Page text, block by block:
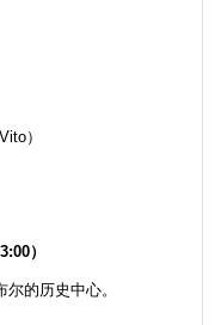
）
）
的历史中心。